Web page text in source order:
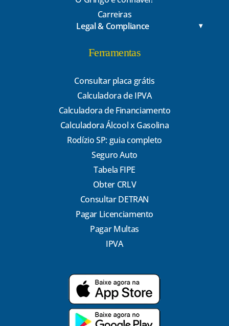
Carreiras
Legal & Compliance
Ferramentas
Consultar placa grátis
Calculadora de IPVA
Calculadora de Financiamento
Calculadora Álcool x Gasolina
Rodízio SP: guia completo
Seguro Auto
Tabela FIPE
Obter CRLV
Consultar DETRAN
Pagar Licenciamento
Pagar Multas
IPVA